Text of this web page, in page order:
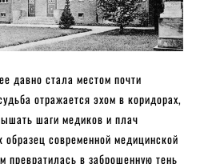
давно стала местом почти
отражается эхом в коридорах,
шаги медиков и плач
современной медицинской
в заброшенную тень